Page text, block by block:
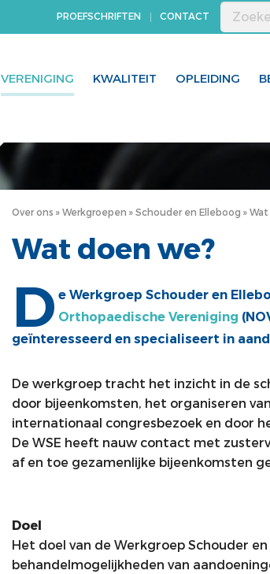
PROEFSCHRIFTEN CONTACT
VERENIGING KWALITEIT OPLEIDING
Over ons Werkgroepen Schouder en Elleboog
Wat doen we?
D e Werkgroep Schouder en
Orthopaedische Vereniging
geïnteresseerd en specialiseert in
De werkgroep tracht het inzicht in de
door bijeenkomsten, het organiseren
internationaal congresbezoek en door
De WSE heeft nauw contact met
af en toe gezamenlijke bijeenkomsten
Doel
Het doel van de Werkgroep Schouder
behandelmogelijkheden van